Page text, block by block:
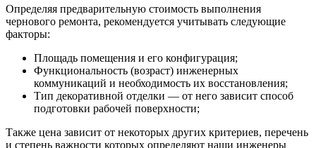
Определяя предварительную стоимость выполнения
чернового ремонта, рекомендуется учитывать следующие
факторы:
Площадь помещения и его конфигурация;
Функциональность (возраст) инженерных
коммуникаций и необходимость их восстановления;
Тип декоративной отделки — от него зависит способ
подготовки рабочей поверхности;
Также цена зависит от некоторых других критериев, перечень
и степень важности которых определяют наши инженеры